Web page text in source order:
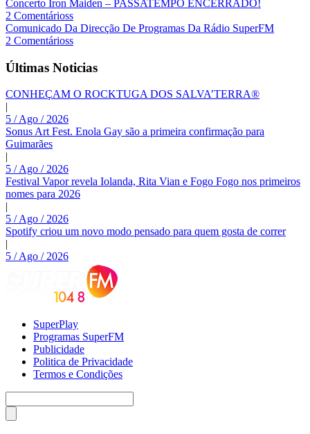
Concerto Iron Maiden – PASSATEMPO ENCERRADO!
2 Comentárioss
Comunicado Da Direcção De Programas Da Rádio SuperFM
2 Comentárioss
Últimas Noticias
CONHEÇAM O ROCKTUGA DOS SALVA’TERRA®
|
5 / Ago / 2026
Sonus Art Fest. Enola Gay são a primeira confirmação para
Guimarães
|
5 / Ago / 2026
Festival Vapor revela Iolanda, Rita Vian e Fogo Fogo nos primeiros
nomes para 2026
|
5 / Ago / 2026
Spotify criou um novo modo pensado para quem gosta de correr
|
5 / Ago / 2026
SuperPlay
Programas SuperFM
Publicidade
Politica de Privacidade
Termos e Condições